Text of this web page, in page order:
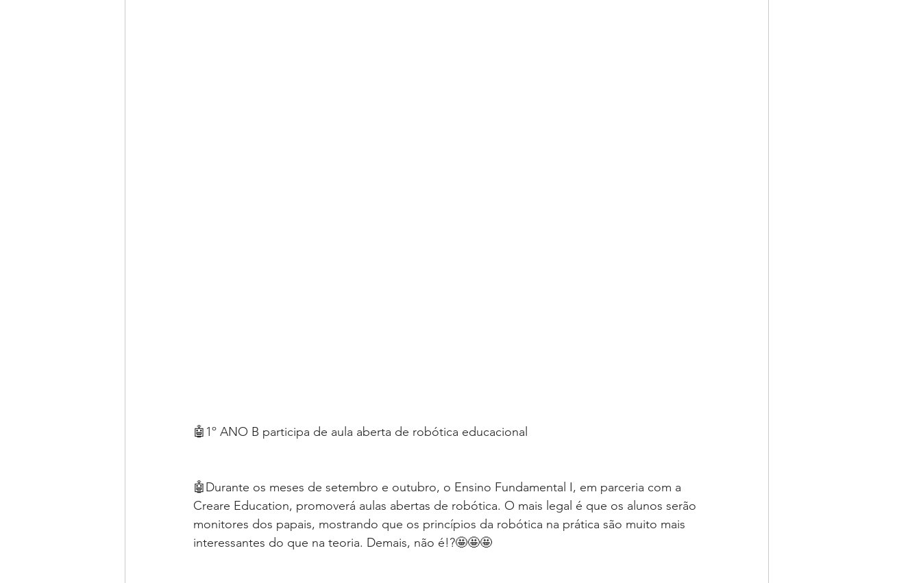
🤖1º ANO B participa de aula aberta de robótica educacional
🤖Durante os meses de setembro e outubro, o Ensino Fundamental I, em parceria com a
Creare Education, promoverá aulas abertas de robótica. O mais legal é que os alunos serão
monitores dos papais, mostrando que os princípios da robótica na prática são muito mais
interessantes do que na teoria. Demais, não é!?🤩🤩🤩